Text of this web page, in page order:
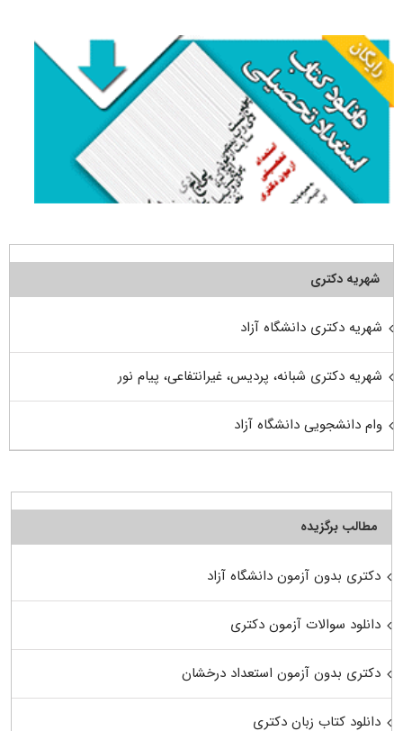
شهریه دکتری
شهریه دکتری دانشگاه آزاد
شهریه دکتری شبانه، پردیس، غیرانتفاعی، پیام نور
وام دانشجویی دانشگاه آزاد
مطالب برگزیده
دکتری بدون آزمون دانشگاه آزاد
دانلود سوالات آزمون دکتری
دکتری بدون آزمون استعداد درخشان
دانلود کتاب زبان دکتری